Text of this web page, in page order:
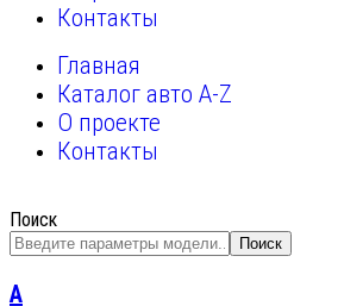
Контакты
Главная
Каталог авто A-Z
О проекте
Контакты
Поиск
Поиск
A